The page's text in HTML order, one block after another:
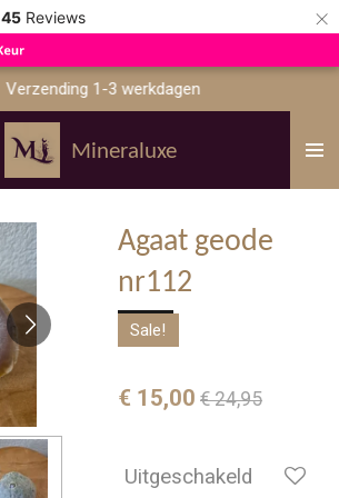
45 Reviews ×
Mineraluxe
Verzending 1-3 werkdagen
Agaat geode
nr112
Sale!
€ 15,00 € 24,95
Uitgeschakeld